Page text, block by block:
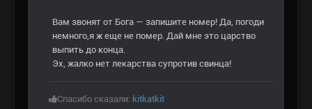
Вам звонят от Бога — запишите номер! Да, погоди
немного,я ж еще не помер. Дай мне это царство
выпить до конца.
Эх, жалко нет лекарства супротив свинца!
Спасибо сказали: kitkatkit